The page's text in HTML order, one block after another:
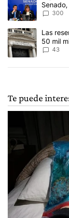
del300
Un artículo de
Las
50 mil
43